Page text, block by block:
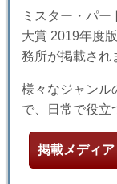
ミスター・パー
大賞 2019年度
務所が掲載され
様々なジャンル
で、日常で役立
掲載メディア